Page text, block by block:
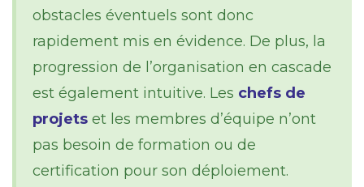
obstacles éventuels sont donc
rapidement mis en évidence. De plus, la
progression de l’organisation en cascade
est également intuitive. Les chefs de
projets et les membres d’équipe n’ont
pas besoin de formation ou de
certification pour son déploiement.